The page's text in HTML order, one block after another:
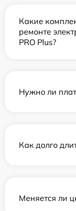
Какие
ремонте
PRO Plus?
Нужно ли
Как долго
Меняется ли